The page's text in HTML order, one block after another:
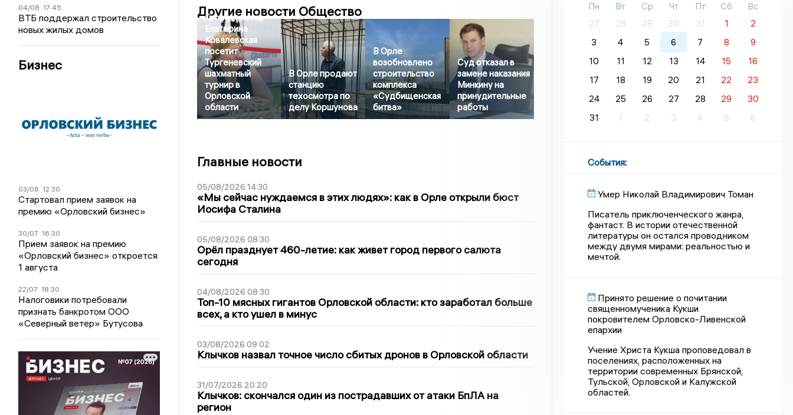
04/08 17:45
ВТБ поддержал строительство
новых жилых домов
Бизнес
03/08 12:30
Стартовал прием заявок на
премию «Орловский бизнес»
30/07 16:30
Прием заявок на премию
«Орловский бизнес» откроется
1 августа
22/07 18:30
Налоговики потребовали
признать банкротом ООО
«Северный ветер» Бутусова
Другие новости Общество
Гроссмейстер
Екатерина
Ковалевская
посетит
Тургеневский
шахматный
турнир в
Орловской
области
В Орле продают
станцию
техосмотра по
делу Коршунова
В Орле
возобновлено
строительство
комплекса
«Судбищенская
битва»
Суд отказал в
замене наказания
Минкину на
принудительные
работы
Главные новости
05/08/2026 14:30
«Мы сейчас нуждаемся в этих людях»: как в Орле открыли бюст
Иосифа Сталина
05/08/2026 08:30
Орёл празднует 460-летие: как живет город первого салюта
сегодня
04/08/2026 08:30
Топ-10 мясных гигантов Орловской области: кто заработал больше
всех, а кто ушел в минус
03/08/2026 09:02
Клычков назвал точное число сбитых дронов в Орловской области
31/07/2026 20:20
Клычков: скончался один из пострадавших от атаки БпЛА на
регион
Пн Вт Ср Чт Пт Сб
Вс
27
28 29 30 31 1
2
3
4 5 6 7 8
9
10
11 12 13 14 15
16
17
18 19 20 21 22
23
24
25 26 27 28 29
30
31
1 2 3 4 5 6
События:
Умер Николай Владимирович Томан
Писатель приключенческого жанра,
фантаст. В истории отечественной
литературы он остался проводником
между двумя мирами: реальностью и
мечтой.
Принято решение о почитании
священномученика Кукши
покровителем Орловско-Ливенской
епархии
Учение Христа Кукша проповедовал в
поселениях, расположенных на
территории современных Брянской,
Тульской, Орловской и Калужской
областей.